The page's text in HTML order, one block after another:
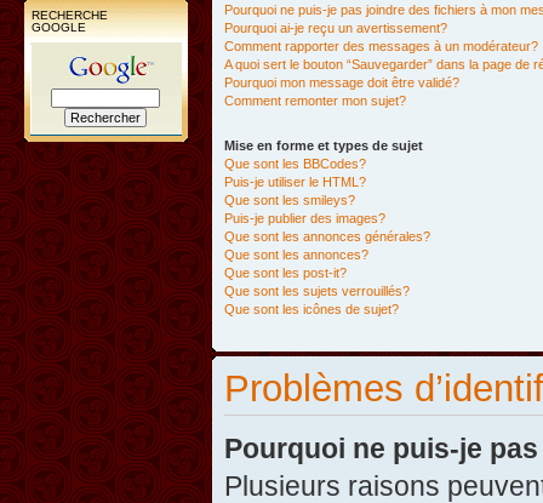
RECHERCHE
GOOGLE
Pourquoi ne puis-je pas joindre des fichiers à mon
Pourquoi ai-je reçu un avertissement?
Comment rapporter des messages à un modérateur?
A quoi sert le bouton “Sauvegarder” dans la page de
Pourquoi mon message doit être validé?
Comment remonter mon sujet?
Mise en forme et types de sujet
Que sont les BBCodes?
Puis-je utiliser le HTML?
Que sont les smileys?
Puis-je publier des images?
Que sont les annonces générales?
Que sont les annonces?
Que sont les post-it?
Que sont les sujets verrouillés?
Que sont les icônes de sujet?
Problèmes
Pourquoi ne puis-je
Plusieurs raisons